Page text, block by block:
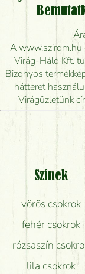
Meddig
Mennyire
mikor
Vörös
Milyen
Mit kell
Hogy
Tudok
A www.szirom.hu
Virág-Háló Kft.
Bizonyos
hátteret
Virágüzletünk
Színek
vörös csokrok
fehér csokrok
rózsaszín
lila csokrok